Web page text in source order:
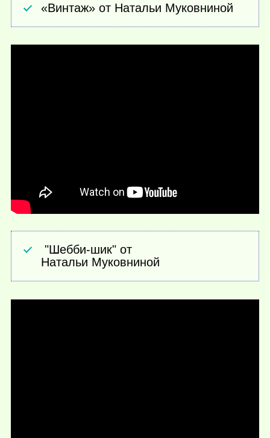
«Винтаж» от Натальи Муковниной
"Шебби-шик" от
Натальи Муковниной